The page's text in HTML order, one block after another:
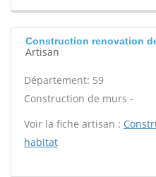
Construction renovation
Artisan
Département: 59
Construction de murs -
Voir la fiche artisan :
habitat